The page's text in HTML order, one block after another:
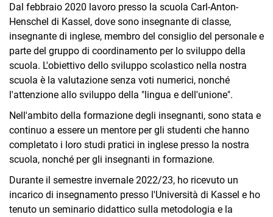
Dal febbraio 2020 lavoro presso la scuola Carl-Anton-
Henschel di Kassel, dove sono insegnante di classe,
insegnante di inglese, membro del consiglio del personale e
parte del gruppo di coordinamento per lo sviluppo della
scuola. L'obiettivo dello sviluppo scolastico nella nostra
scuola è la valutazione senza voti numerici, nonché
l'attenzione allo sviluppo della "lingua e dell'unione".
Nell'ambito della formazione degli insegnanti, sono stata e
continuo a essere un mentore per gli studenti che hanno
completato i loro studi pratici in inglese presso la nostra
scuola, nonché per gli insegnanti in formazione.
Durante il semestre invernale 2022/23, ho ricevuto un
incarico di insegnamento presso l'Università di Kassel e ho
tenuto un seminario didattico sulla metodologia e la